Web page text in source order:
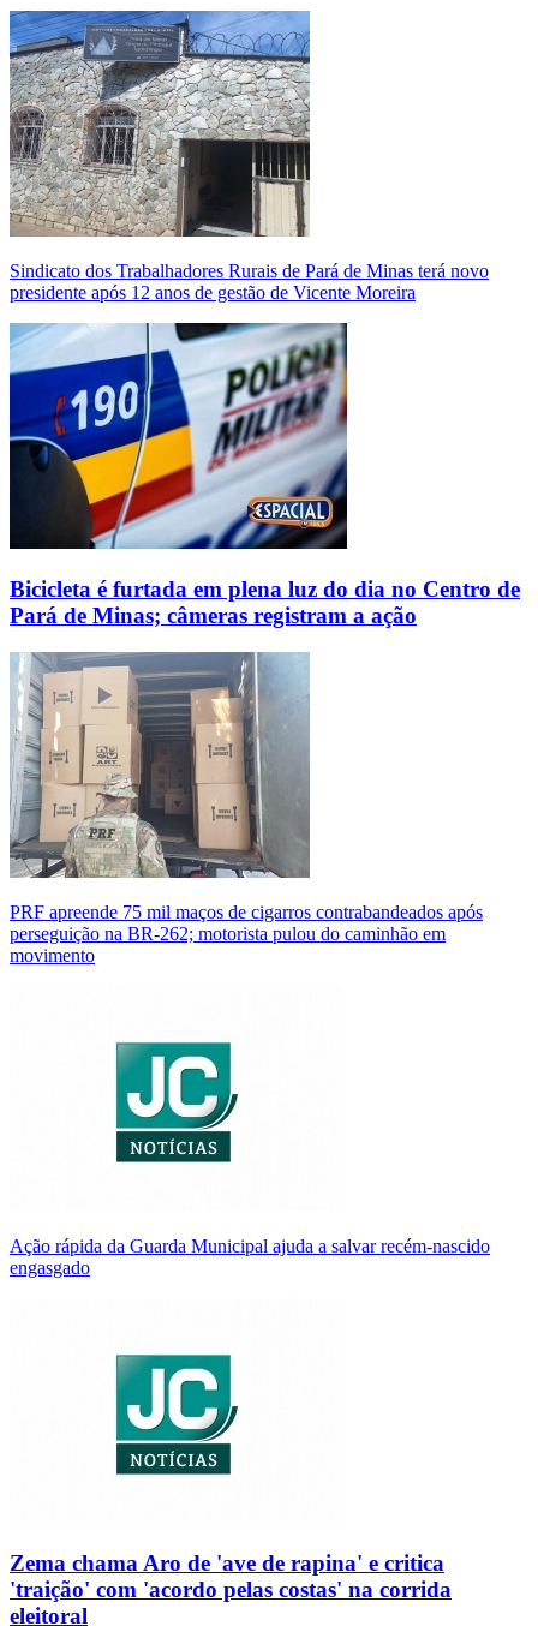
Sindicato dos Trabalhadores Rurais de Pará de Minas terá novo
presidente após 12 anos de gestão de Vicente Moreira
Bicicleta é furtada em plena luz do dia no Centro de
Pará de Minas; câmeras registram a ação
PRF apreende 75 mil maços de cigarros contrabandeados após
perseguição na BR-262; motorista pulou do caminhão em
movimento
Ação rápida da Guarda Municipal ajuda a salvar recém-nascido
engasgado
Zema chama Aro de 'ave de rapina' e critica
'traição' com 'acordo pelas costas' na corrida
eleitoral